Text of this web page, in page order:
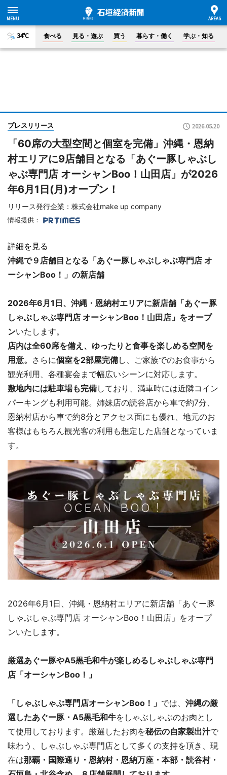
34°C 食べる 見る・遊ぶ 買う 暮らす・働く 学ぶ・知る
プレスリリース 2026.05.20
「60席の大型空間と個室を完備」沖縄・恩納
村エリアに9店舗目となる「あぐー豚しゃぶし
ゃぶ専門店 オーシャンBoo！山田店」が2026
年6月1日(月)オープン！
リリース発行企業：株式会社make up company
情報提供：
詳細を見る
沖縄で９店舗目となる「あぐー豚しゃぶしゃぶ専門店 オ
ーシャンBoo！」の新店舗
2026年6月1日、沖縄・恩納村エリアに新店舗「あぐー豚
しゃぶしゃぶ専門店 オーシャンBoo！山田店」をオープ
ンいたします。
店内は全60席を備え、ゆったりと食事を楽しめる空間を
用意。 さらに個室を2部屋完備し、ご家族でのお食事から
観光利用、各種宴会まで幅広いシーンに対応します。
敷地内には駐車場も完備しており、満車時には近隣コイン
パーキングも利用可能。姉妹店の読谷店から車で約7分、
恩納村店から車で約8分とアクセス面にも優れ、地元のお
客様はもちろん観光客の利用も想定した店舗となっていま
す。
2026年6月1日、沖縄・恩納村エリアに新店舗「あぐー豚
しゃぶしゃぶ専門店 オーシャンBoo！山田店」をオープ
ンいたします。
厳選あぐー豚やA5黒毛和牛が楽しめるしゃぶしゃぶ専門
店「オーシャンBoo！」
「しゃぶしゃぶ専門店オーシャンBoo！」 では、 沖縄の厳
選したあぐー豚・A5黒毛和牛をしゃぶしゃぶのお肉とし
て使用しております。厳選したお肉を秘伝の自家製出汁で
味わう、しゃぶしゃぶ専門店として多くの支持を頂き、現
在は那覇・国際通り・恩納村・恩納万座・本部・読谷村・